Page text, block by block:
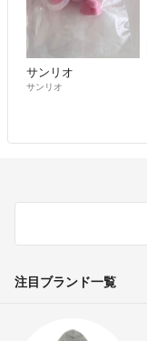
サンリオ
サンリオ
注目ブランド一覧